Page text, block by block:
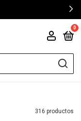
0
316 productos